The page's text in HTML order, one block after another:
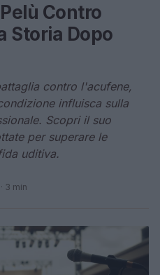
Contro
Storia Dopo
contro l'acufene,
influisca sulla
Scopri il suo
per superare le
uditiva.
· 3 min